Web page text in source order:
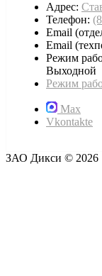
Адрес:
Телефон:
Email
Email
Режим
Выходной
Режим
Max
Vkontakte
ЗАО Дикси © 2026